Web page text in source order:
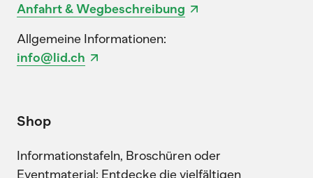
Anfahrt & Wegbeschreibung
Allgemeine Informationen:
info@lid.ch
Shop
Informationstafeln, Broschüren oder
Eventmaterial: Entdecke die vielfältigen